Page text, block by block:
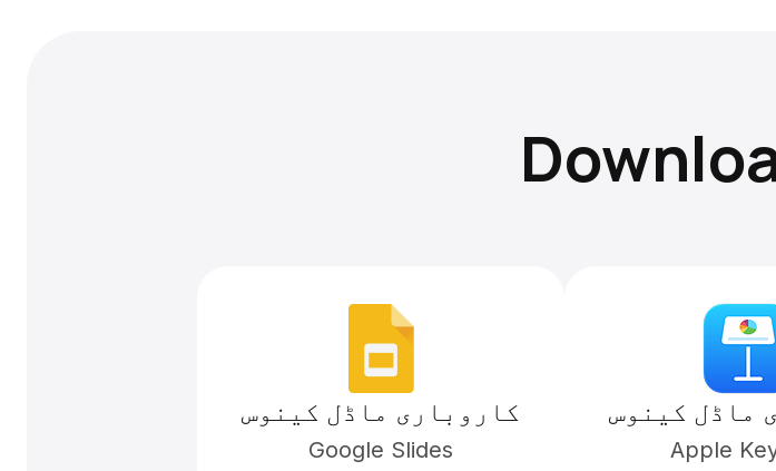
کاروباری ماڈل کینوس
Google Slides
ماڈل کینوس
Apple